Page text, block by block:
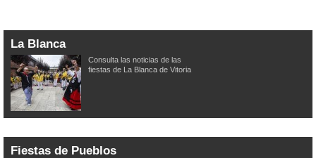
La Blanca
Consulta las noticias de las
fiestas de La Blanca de Vitoria
Fiestas de Pueblos